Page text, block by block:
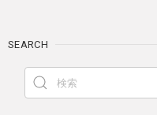
SEARCH